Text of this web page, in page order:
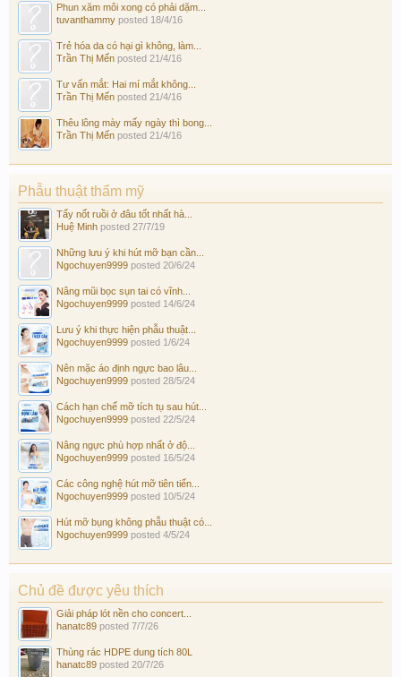
Phun xăm môi xong có phải dặm...
tuvanthammy posted 18/4/16
Trẻ hóa da có hại gì không, làm...
Trần Thị Mến posted 21/4/16
Tư vấn mắt: Hai mí mắt không...
Trần Thị Mến posted 21/4/16
Thêu lông mày mấy ngày thì bong...
Trần Thị Mến posted 21/4/16
Phẫu thuật thẩm mỹ
Tẩy nốt ruồi ở đâu tốt nhất hà...
Huệ Minh posted 27/7/19
Những lưu ý khi hút mỡ bạn cần...
Ngochuyen9999 posted 20/6/24
Nâng mũi bọc sụn tai có vĩnh...
Ngochuyen9999 posted 14/6/24
Lưu ý khi thực hiện phẫu thuật...
Ngochuyen9999 posted 1/6/24
Nên mặc áo định ngực bao lâu...
Ngochuyen9999 posted 28/5/24
Cách hạn chế mỡ tích tụ sau hút...
Ngochuyen9999 posted 22/5/24
Nâng ngực phù hợp nhất ở độ...
Ngochuyen9999 posted 16/5/24
Các công nghệ hút mỡ tiên tiến...
Ngochuyen9999 posted 10/5/24
Hút mỡ bụng không phẫu thuật có...
Ngochuyen9999 posted 4/5/24
Chủ đề được yêu thích
Giải pháp lót nền cho concert...
hanatc89 posted 7/7/26
Thùng rác HDPE dung tích 80L
hanatc89 posted 20/7/26